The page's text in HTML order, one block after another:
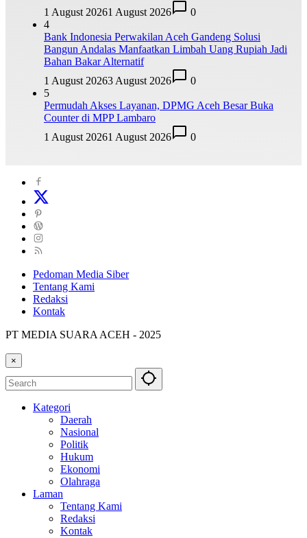
1 August 20261 August 2026
0
4
Bank Indonesia Perwakilan Aceh Gandeng Solusi
Bangun Andalas Manfaatkan Limbah Uang Rupiah Jadi
Bahan Bakar Alternatif
1 August 20263 August 2026
0
5
Permudah Akses Layanan, DPMG Aceh Besar Buka
Counter di MPP Lambaro
1 August 20261 August 2026 0
Pedoman Media Siber
Tentang Kami
Redaksi
Kontak
PT MEDIA SUARA ACEH - 2025
×
Kategori
Daerah
Nasional
Politik
Hukum
Ekonomi
Olahraga
Laman
Tentang Kami
Redaksi
Kontak